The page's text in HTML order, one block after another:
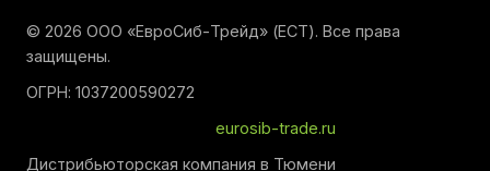
© 2026 ООО «ЕвроСиб-Трейд» (ЕСТ). Все права
защищены.
ОГРН: 1037200590272
eurosib-trade.ru
Дистрибьюторская компания в Тюмени